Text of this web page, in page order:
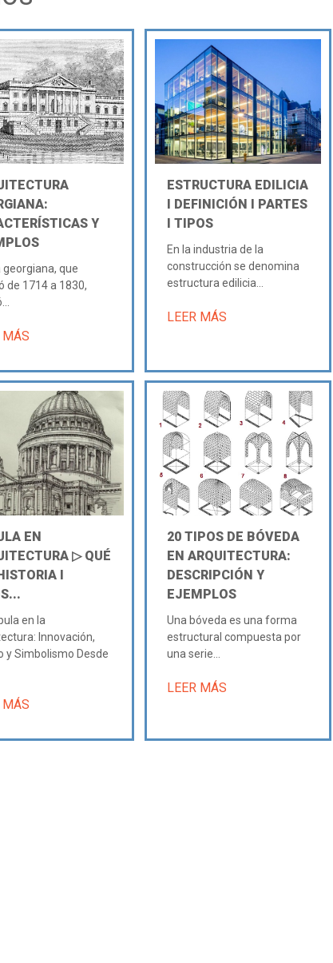
Y
georgiana, que
de 1714 a 1830,
MÁS
ESTRUCTURA EDILICIA
Ι DEFINICIÓN Ι PARTES
Ι TIPOS
En la industria de la
construcción se denomina
estructura edilicia...
LEER MÁS
EN
▷ QUÉ
Ι
en la
Innovación,
y Simbolismo Desde
MÁS
20 TIPOS DE BÓVEDA
EN ARQUITECTURA:
DESCRIPCIÓN Y
EJEMPLOS
Una bóveda es una forma
estructural compuesta por
una serie...
LEER MÁS